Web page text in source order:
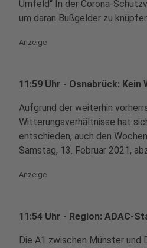
Umfeld“ In der Corona-
um daran Bußgelder zu
Anzeige
11:59 Uhr - Osnabrück: Kein
Aufgrund der weiterhin
Witterungsverhältnisse hat
entschieden, auch den
Samstag, 13. Februar 2021,
Anzeige
11:54 Uhr - Region: ADAC-
Die A1 zwischen Münster und